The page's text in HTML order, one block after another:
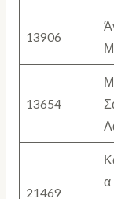
13906
13654
21469
α